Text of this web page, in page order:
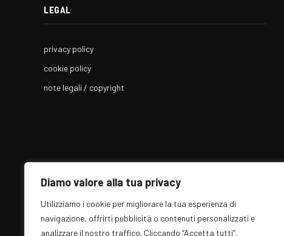
Diamo valore alla tua privacy
Utilizziamo i cookie per migliorare la tua esperienza di
navigazione, offrirti pubblicità o contenuti personalizzati e
analizzare il nostro traffico. Cliccando “Accetta tutti”,
LEGAL
privacy policy
cookie policy
note legali / copyright